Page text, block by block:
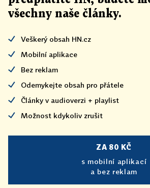
všechny naše články.
Veškerý obsah HN.cz
Mobilní aplikace
Bez reklam
Odemykejte obsah pro přátele
Články v audioverzi + playlist
Možnost kdykoliv zrušit
ZA 80 KČ
s mobilní aplikací
a bez reklam